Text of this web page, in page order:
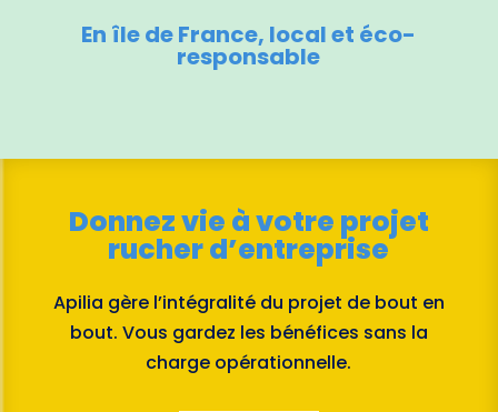
En île de France, local et éco-
responsable
Donnez vie à votre projet
rucher d’entreprise
Apilia gère l’intégralité du projet de bout en
bout. Vous gardez les bénéfices sans la
charge opérationnelle.